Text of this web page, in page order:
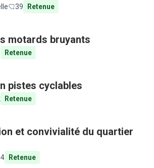
39 Retenue
motards bruyants
Retenue
pistes cyclables
Retenue
et convivialité du quartier
Retenue